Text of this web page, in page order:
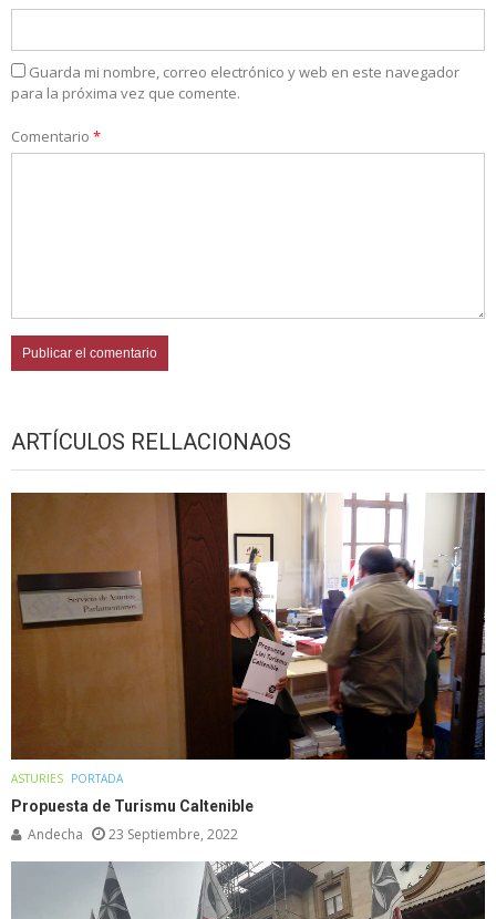
Guarda mi nombre, correo electrónico y web en este navegador
para la próxima vez que comente.
Comentario *
ARTÍCULOS RELLACIONAOS
ASTURIES PORTADA
Propuesta de Turismu Caltenible
Andecha 23 Septiembre, 2022